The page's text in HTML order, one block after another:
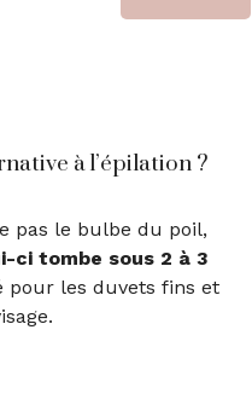
à l’épilation ?
pas le bulbe du poil,
ci tombe sous 2 à 3
pour les duvets fins et